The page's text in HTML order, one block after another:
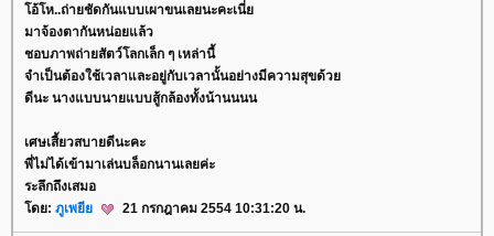
อ้โห..ถ่ายชัดกันแบบเผาขนเลยนะคะเนี่
มาจ้องตากันหน่อยแล้ว
ชอบภาพถ่ายสัตว์โลกเล็ก ๆ เหล่านี้
จำเป็นต้องใช้เวลาและอยู่กับเวลานั้นอย่างมีความสุขด้ว
ดีนะ นางแบบนายแบบสู้กล้องทั้งน้านนนน
เศษเสี้ยวสบายดีนะคะ
พี่ไม่ได้เข้ามาเล่นบล็อกนานเลยค่ะ
ระลึกถึงเสมอ
ดย: ภูเพยี 21 กรกฎาคม 2554 10:31:20 น.